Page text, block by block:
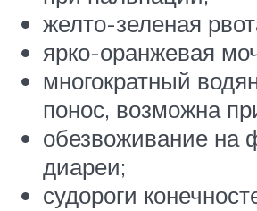
желто-зеленая
ярко-оранжевая
многократный
понос, возможна
обезвоживание на
диареи;
судороги